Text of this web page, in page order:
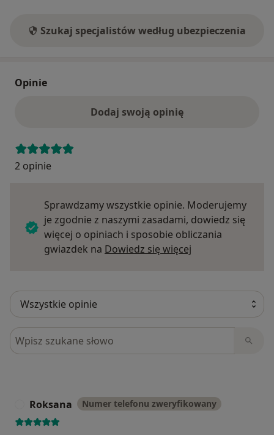
Szukaj specjalistów według ubezpieczenia
Opinie
Dodaj swoją opinię
2 opinie
Sprawdzamy wszystkie opinie. Moderujemy
je zgodnie z naszymi zasadami, dowiedz się
więcej o opiniach i sposobie obliczania
gwiazdek na Dowiedz się więcej
Szukaj w opiniach
Roksana Numer telefonu zweryfikowany